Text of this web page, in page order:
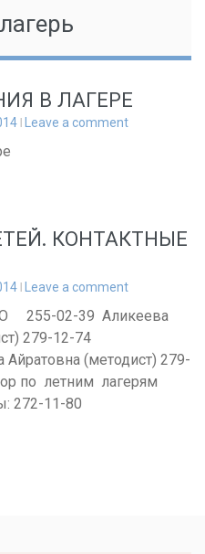
В ЛАГЕРЕ
Leave a comment
КОНТАКТНЫЕ
Leave a comment
255-02-39 Аликеева
279-12-74
(методист) 279-
по летним лагерям
272-11-80